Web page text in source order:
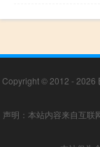
Copyright © 2012 - 2026
声明：本站内容来自互联